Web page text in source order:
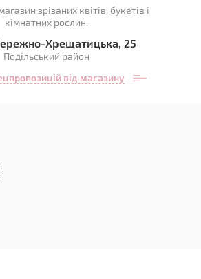
зрізаних квітів, букетів і
кімнатних рослин.
Хрещатицька, 25
Подільський район
від магазину